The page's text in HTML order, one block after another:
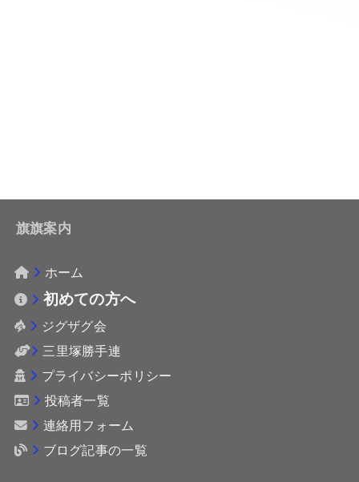
旗旗案内
ホーム
初めての方へ
ジグザグ会
三里塚勝手連
プライバシーポリシー
投稿者一覧
連絡用フォーム
ブログ記事の一覧